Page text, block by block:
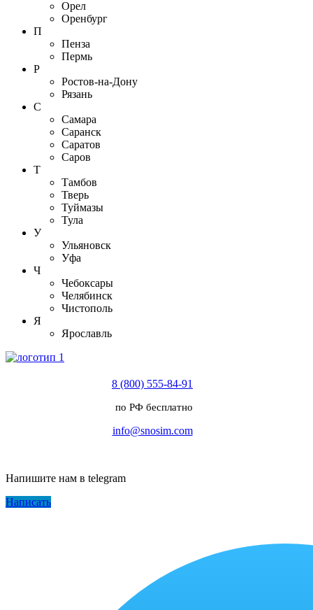
Орел
Оренбург
П
Пенза
Пермь
Р
Ростов-на-Дону
Рязань
С
Самара
Саранск
Саратов
Саров
Т
Тамбов
Тверь
Туймазы
Тула
У
Ульяновск
Уфа
Ч
Чебоксары
Челябинск
Чистополь
Я
Ярославль
8 (800) 555-84-91
по РФ бесплатно
info@snosim.com
Напишите нам в telegram
Написать